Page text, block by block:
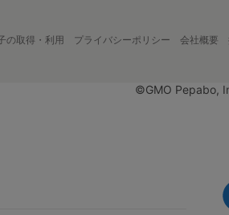
の取得・利用 プライバシーポリシー 会社概要
©GMO Pepabo,